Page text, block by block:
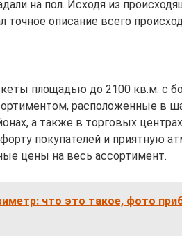
на пол. Исходя из
точное описание всего
площадью до 2100 кв.м. с
расположенные в
а также в торговых
покупателей и приятную
цены на весь ассортимент.
что это такое, фото